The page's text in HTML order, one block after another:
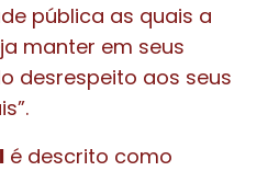
pública as quais a
manter em seus
desrespeito aos seus
é descrito como